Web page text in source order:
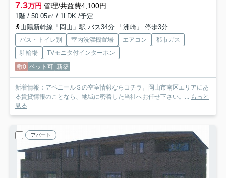
7.3万円 管理/共益費4,100円
1階 / 50.05㎡ / 1LDK /予定
山陽新幹線「岡山」駅 バス34分 「洲崎」 停歩3分
バス・トイレ別 室内洗濯機置場 エアコン
都市ガス
駐輪場
TVモニタ付インターホン
敷0 ペット可 新築
新着情報：アベニールＳの空室情報ならコチラ。岡山市南区エリアにあ
る賃貸情報のことなら、地域に密着した当社へお任せ下さい。...
もっと
見る
アパート